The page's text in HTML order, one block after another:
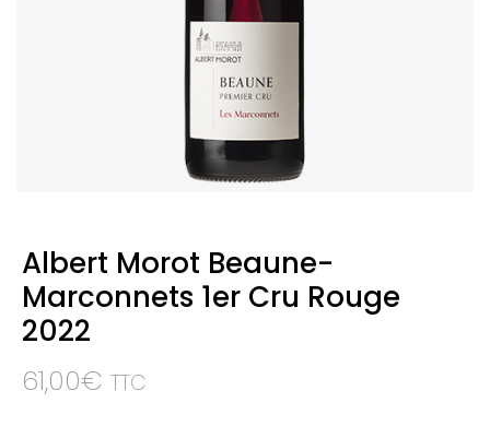
Albert Morot Beaune-
Marconnets 1er Cru Rouge
2022
61,00€ TTC